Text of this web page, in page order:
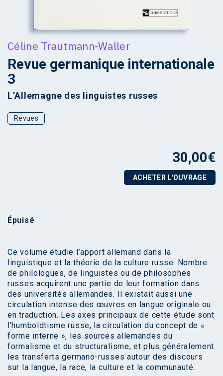
Céline Trautmann-Waller
Revue germanique internationale
3
L’Allemagne des linguistes russes
Revues
30,00€
ACHETER L'OUVRAGE
Épuisé
Ce volume étudie l’apport allemand dans la
linguistique et la théorie de la culture russe. Nombre
de philologues, de linguistes ou de philosophes
russes acquirent une partie de leur formation dans
des universités allemandes. Il existait aussi une
circulation intense des œuvres en langue originale ou
en traduction. Les axes principaux de cette étude sont
l’humboldtisme russe, la circulation du concept de «
forme interne », les sources allemandes du
formalisme et du structuralisme, et plus généralement
les transferts germano-russes autour des discours
sur la langue, la race, la culture et la communauté.